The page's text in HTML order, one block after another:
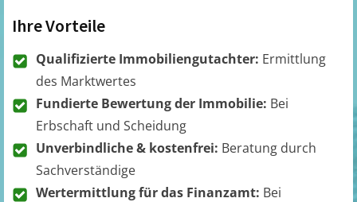
Ihre Vorteile
Qualifizierte Immobiliengutachter: Ermittlung
des Marktwertes
Fundierte Bewertung der Immobilie: Bei
Erbschaft und Scheidung
Unverbindliche & kostenfrei: Beratung durch
Sachverständige
Wertermittlung für das Finanzamt: Bei